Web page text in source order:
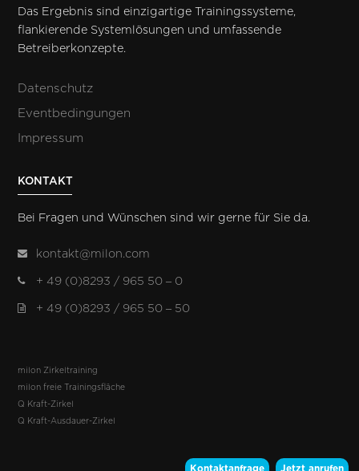
Das Ergebnis sind einzigartige Trainingssysteme,
flankierende Systemlösungen und umfassende
Betreiberkonzepte.
Datenschutz
Eventbedingungen
Impressum
KONTAKT
Bei Fragen und Wünschen sind wir gerne für Sie da.
kontakt@milon.com
+ 49 (0)8293 / 965 50 – 0
+ 49 (0)8293 / 965 50 – 50
milon Zirkeltraining
milon freie Trainingsfläche
Q Kraft-Zirkel
Q Kraft-Ausdauer-Zirkel
Kontaktanfrage Jetzt anrufen